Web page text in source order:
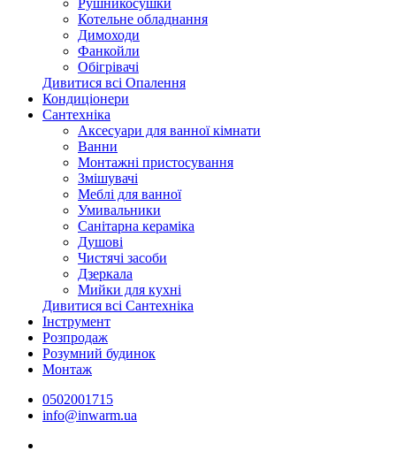
Рушникосушки
Котельне обладнання
Димоходи
Фанкойли
Обігрівачі
Дивитися всі Опалення
Кондиціонери
Сантехніка
Аксесуари для ванної кімнати
Ванни
Монтажні пристосування
Змішувачі
Меблі для ванної
Умивальники
Санітарна кераміка
Душові
Чистячі засоби
Дзеркала
Мийки для кухні
Дивитися всі Сантехніка
Інструмент
Розпродаж
Розумний будинок
Монтаж
0502001715
info@inwarm.ua